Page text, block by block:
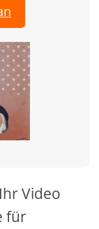
Video
für